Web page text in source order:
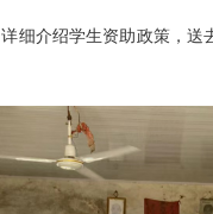
细介绍学生资助政策，